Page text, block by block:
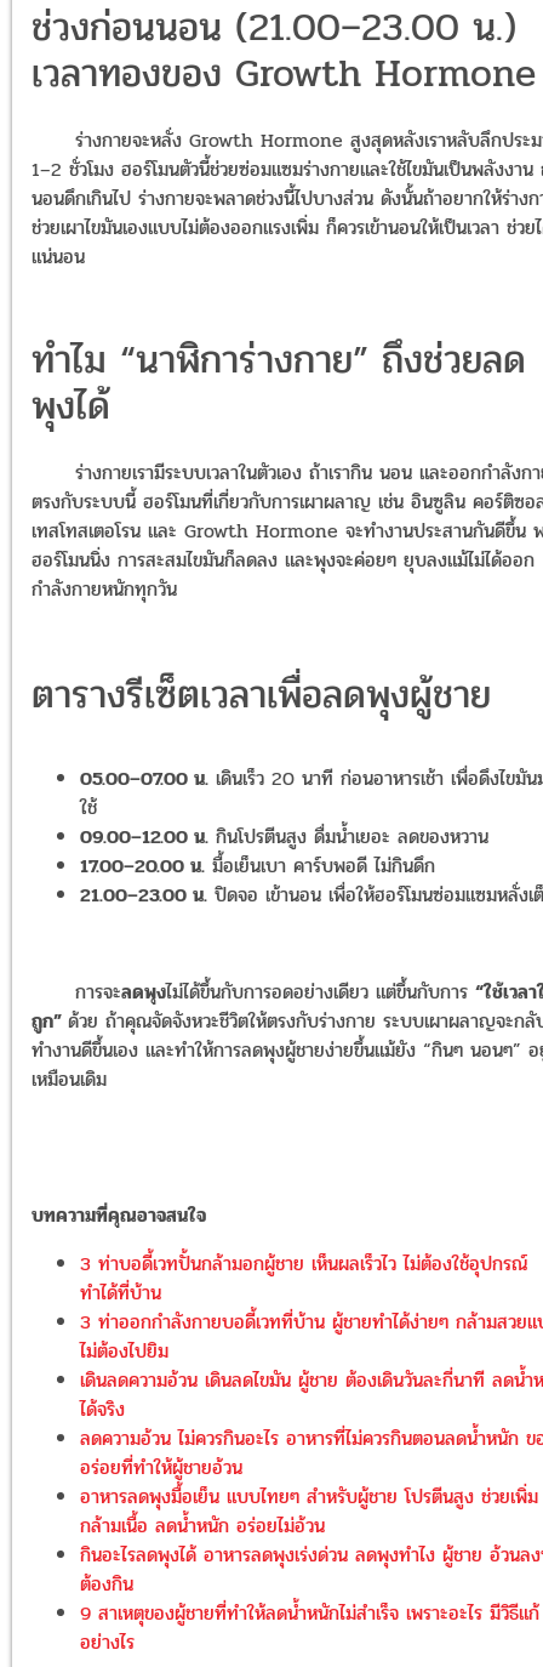
ช่วงก่อนนอน (21.00–23.00 น.)
เวลาทองของ Growth Hormone
ร่างกายจะหลั่ง Growth Hormone สูงสุดหลังเราหลับลึกประ
1–2 ชั่วโมง ฮอร์โมนตัวนี้ช่วยซ่อมแซมร่างกายและใช้ไขมันเป็นพลังงาน
นอนดึกเกินไป ร่างกายจะพลาดช่วงนี้ไปบางส่วน ดังนั้นถ้าอยากให้ร่าง
ช่วยเผาไขมันเองแบบไม่ต้องออกแรงเพิ่ม ก็ควรเข้านอนให้เป็นเวลา ช่วย
แน่นอน
ทำไม “นาฬิการ่างกาย” ถึงช่วยลด
พุงได้
ร่างกายเรามีระบบเวลาในตัวเอง ถ้าเรากิน นอน และออกกำลังก
ตรงกับระบบนี้ ฮอร์โมนที่เกี่ยวกับการเผาผลาญ เช่น อินซูลิน คอร์ติซอ
เทสโทสเตอโรน และ Growth Hormone จะทำงานประสานกันดีขึ้น
ฮอร์โมนนิ่ง การสะสมไขมันก็ลดลง และพุงจะค่อยๆ ยุบลงแม้ไม่ได้ออก
กำลังกายหนักทุกวัน
ตารางรีเซ็ตเวลาเพื่อลดพุงผู้ชาย
05.00–07.00 น. เดินเร็ว 20 นาที ก่อนอาหารเช้า เพื่อดึงไขมัน
ใช้
09.00–12.00 น. กินโปรตีนสูง ดื่มน้ำเยอะ ลดของหวาน
17.00–20.00 น. มื้อเย็นเบา คาร์บพอดี ไม่กินดึก
21.00–23.00 น. ปิดจอ เข้านอน เพื่อให้ฮอร์โมนซ่อมแซมหลั่งเ
การจะลดพุงไม่ได้ขึ้นกับการอดอย่างเดียว แต่ขึ้นกับการ “ใช้เวล
ถูก” ด้วย ถ้าคุณจัดจังหวะชีวิตให้ตรงกับร่างกาย ระบบเผาผลาญจะกลั
ทำงานดีขึ้นเอง และทำให้การลดพุงผู้ชายง่ายขึ้นแม้ยัง “กินๆ นอนๆ”
เหมือนเดิม
บทความที่คุณอาจสนใจ
3 ท่าบอดี้เวทปั้นกล้ามอกผู้ชาย เห็นผลเร็วไว ไม่ต้องใช้อุปกรณ์
ทำได้ที่บ้าน
3 ท่าออกกำลังกายบอดี้เวทที่บ้าน ผู้ชายทำได้ง่ายๆ กล้ามสวย
ไม่ต้องไปยิม
เดินลดความอ้วน เดินลดไขมัน ผู้ชาย ต้องเดินวันละกี่นาที ลดน้ำ
ได้จริง
ลดความอ้วน ไม่ควรกินอะไร อาหารที่ไม่ควรกินตอนลดน้ำหนัก ข
อร่อยที่ทำให้ผู้ชายอ้วน
อาหารลดพุงมื้อเย็น แบบไทยๆ สำหรับผู้ชาย โปรตีนสูง ช่วยเพิ่ม
กล้ามเนื้อ ลดน้ำหนัก อร่อยไม่อ้วน
กินอะไรลดพุงได้ อาหารลดพุงเร่งด่วน ลดพุงทำไง ผู้ชาย อ้วนล
ต้องกิน
9 สาเหตุของผู้ชายที่ทำให้ลดน้ำหนักไม่สำเร็จ เพราะอะไร มีวิธีแก้
อย่างไร